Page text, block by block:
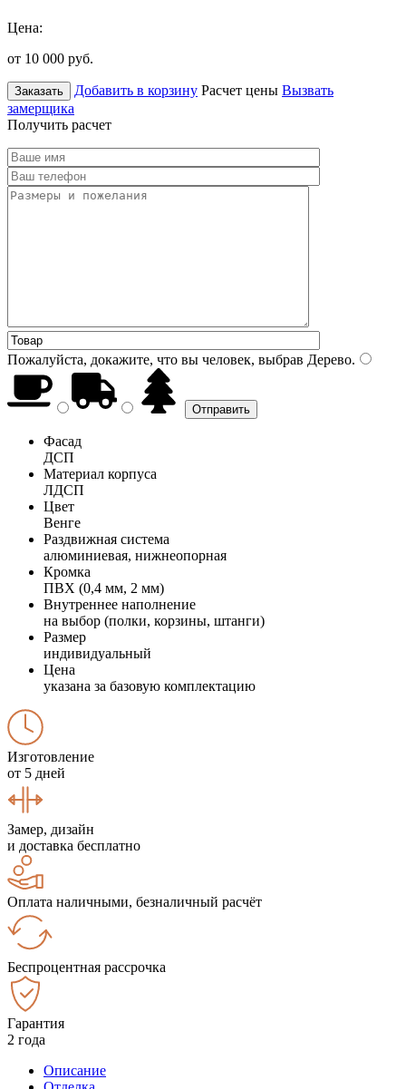
Цена:
от 10 000 руб.
Заказать Добавить в корзину Расчет цены Вызвать
замерщика
Получить расчет
Пожалуйста, докажите, что вы человек, выбрав Дерево.
Фасад
ДСП
Материал корпуса
ЛДСП
Цвет
Венге
Раздвижная система
алюминиевая, нижнеопорная
Кромка
ПВХ (0,4 мм, 2 мм)
Внутреннее наполнение
на выбор (полки, корзины, штанги)
Размер
индивидуальный
Цена
указана за базовую комплектацию
Изготовление
от 5 дней
Замер, дизайн
и доставка бесплатно
Оплата наличными, безналичный расчёт
Беспроцентная рассрочка
Гарантия
2 года
Описание